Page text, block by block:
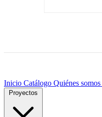
Inicio Catálogo Quiénes somos
Proyectos